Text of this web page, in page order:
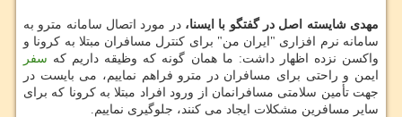
مهدی شایسته اصل در گفتگو با ایسنا،در مورد اتصال سامانه مترو به
سامانه نرم افزاری "ایران من" برای کنترل مسافران مبتلا به کرونا و
واکسن نزده اظهار داشت: ما همان گونه که وظیقه داریم که سفر
ایمن و راحتی برای مسافران در مترو فراهم نماییم، می بایست در
جهت تأمین سلامتی مسافرانمان از ورود افراد مبتلا به کرونا که برای
سایر مسافرین مشکلات ایجاد می کنند، جلوگیری نماییم.